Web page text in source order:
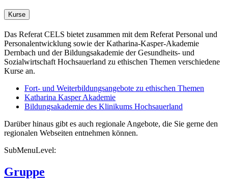
Kurse
Das Referat CELS bietet zusammen mit dem Referat Personal und
Personalentwicklung sowie der Katharina-Kasper-Akademie
Dernbach und der Bildungsakademie der Gesundheits- und
Sozialwirtschaft Hochsauerland zu ethischen Themen verschiedene
Kurse an.
Fort- und Weiterbildungsangebote zu ethischen Themen
Katharina Kasper Akademie
Bildungsakademie des Klinikums Hochsauerland
Darüber hinaus gibt es auch regionale Angebote, die Sie gerne den
regionalen Webseiten entnehmen können.
SubMenuLevel:
Gruppe